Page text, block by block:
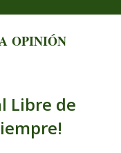
OPINIÓN
Libre de